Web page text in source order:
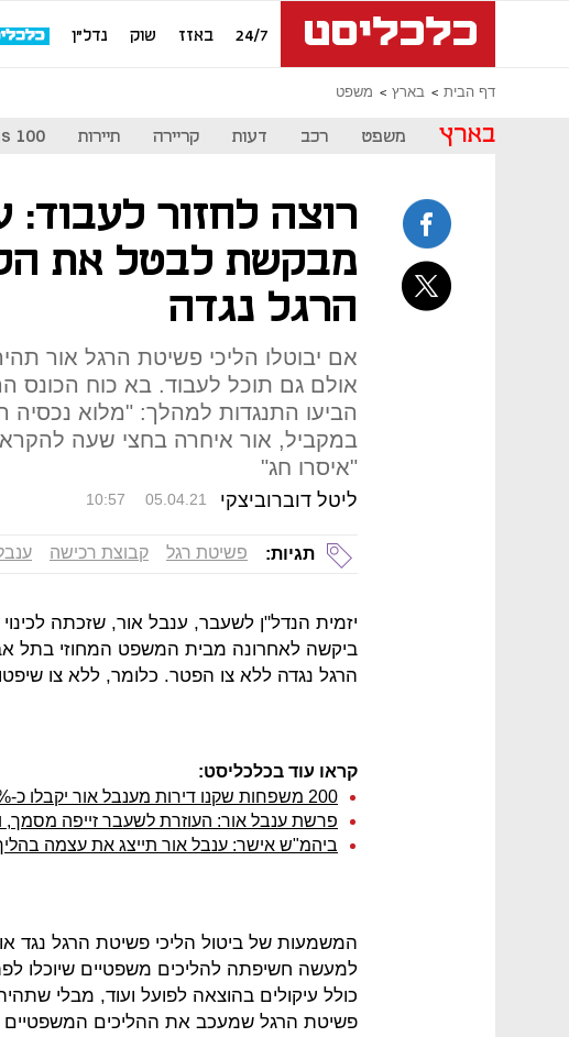
24/7 באזז שוק נדל"ן
דף הבית בארץ משפט
בארץ משפט רכב דעות קריירה תיירות 100
רוצה לחזור לעבוד:
מבקשת לבטל את
הרגל נגדה
אם יבוטלו הליכי פשיטת הרגל אור
אולם גם תוכל לעבוד. בא כוח הכונס
הביעו התנגדות למהלך: "מלוא נכסיה
במקביל, אור איחרה בחצי שעה
"איסרו חג"
ליטל דוברוביצקי 10:57 05.04.21
תגיות: פשיטת רגל קבוצת רכישה
יזמית הנדל"ן לשעבר, ענבל אור, שזכתה
ביקשה לאחרונה מבית המשפט המחוזי בתל
הרגל נגדה ללא צו הפטר. כלומר, ללא צו
קראו עוד בכלכליסט:
200 משפחות שקנו דירות מענבל אור יקבלו כ-8% מהחוב בלבד
פרשת ענבל אור: העוזרת לשעבר זייפה מסמך,
ביהמ"ש אישר: ענבל אור תייצג את עצמה
המשמעות של ביטול הליכי פשיטת הרגל נגד
למעשה חשיפתה להליכים משפטיים שיוכלו
כולל עיקולים בהוצאה לפועל ועוד, מבלי
פשיטת הרגל שמעכב את ההליכים המשפטיים